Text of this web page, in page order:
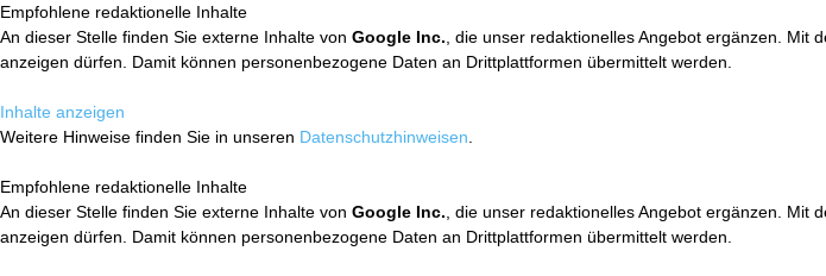
Empfohlene redaktionelle Inhalte
An dieser Stelle finden Sie externe Inhalte von Google Inc. , die unser redaktionelles Angebot ergänzen.
anzeigen dürfen. Damit können personenbezogene Daten an Drittplattformen übermittelt werden.
Inhalte anzeigen
Weitere Hinweise finden Sie in unseren Datenschutzhinweisen
Empfohlene redaktionelle Inhalte
An dieser Stelle finden Sie externe Inhalte von Google Inc. , die unser redaktionelles Angebot ergänzen.
anzeigen dürfen. Damit können personenbezogene Daten an Drittplattformen übermittelt werden.